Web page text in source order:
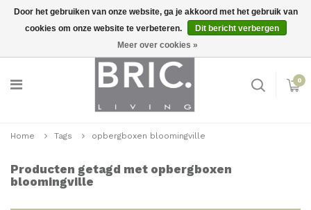
Inloggen
0
Home Tags opbergboxen bloomingville
Producten getagd met opbergboxen
bloomingville
Door het gebruiken van onze website, ga je akkoord met het gebruik van
cookies om onze website te verbeteren.
Dit bericht verbergen
Meer over cookies »